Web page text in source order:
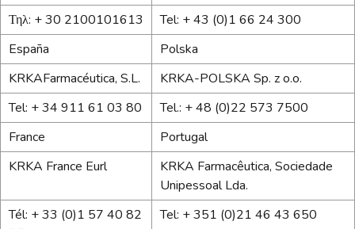
Τηλ: + 30 2100101613
Tel: + 43 (0)1 66 24 300
España
Polska
KRKAFarmacéutica, S.L.
KRKA-POLSKA Sp. z o.o.
Tel: + 34 911 61 03 80
Tel.: + 48 (0)22 573 7500
France
Portugal
KRKA France Eurl
KRKA Farmacêutica, Sociedade
Unipessoal Lda.
Tél: + 33 (0)1 57 40 82
Tel: + 351 (0)21 46 43 650